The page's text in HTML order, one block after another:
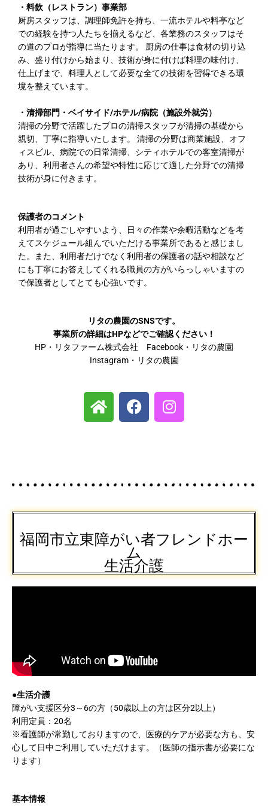
・料飲（レストラン）事業部
厨房スタッフは、調理師免許を持ち、一流ホテルや料亭など
での経験を持つ人たちを揃えるなど、各業務のスタッフはそ
の道のプロが指導に当たります。 厨房の仕事は食材の切り込
み、盛り付けから始まり、技術が身に付けば料理の味付け、
仕上げまで、料理人として必要な全ての技術を習得できる環
境を整えています。
・清掃部門・ベイサイド/ホテル/病院（施設外就労）
清掃の分野で活躍したプロの清掃スタッフが清掃の基礎から
親切、丁寧に指導いたします。 清掃の分野は商業施設、オフ
ィスビル、病院での日常清掃、シティホテルでの客室清掃が
あり、利用者さんの希望や特性に応じて適した分野での清掃
技術が身に付きます。
保護者のコメント
利用者が過ごしやすいよう、日々の作業や余暇活動などを考
えてスケジュール組んでいただける事業所であると感じまし
た。また、利用者だけでなく利用者の保護者の話や相談など
にも丁寧にお答えしてくれる職員の方がいらっしゃいますの
で保護者としてとても心強いです。
リタの農園のSNSです。
事業所の詳細はHPなどでご確認ください！
HP・リタファーム株式会社 Facebook・リタの農園
Instagram・リタの農園
H
o
F
a
o
I
n
r
m
福岡市立東障がい者フレンドホー
ム
生活介護
●生活介護
障がい支援区分3～6の方（50歳以上の方は区分2以上）
利用定員：20名
※看護師が常勤しておりますので、医療的ケアが必要な方も、安
心して日中ご利用していただけます。（医師の指示書が必要にな
ります）
基本情報